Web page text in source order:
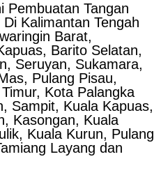
Pembuatan Tangan
Kalimantan Tengah
Barat,
Barito Selatan,
Seruyan, Sukamara,
Pulang Pisau,
Kota Palangka
Sampit, Kuala Kapuas,
Kasongan, Kuala
Kuala Kurun, Pulang
Layang dan